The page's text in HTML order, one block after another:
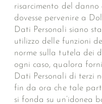
risarcimento del
dovesse pervenire a
Dati Personali siano
utilizzo delle funzioni
norme sulla tutela dei
ogni caso, qualora
Dati Personali di terzi
fin da ora che tale
si fonda su un’idonea